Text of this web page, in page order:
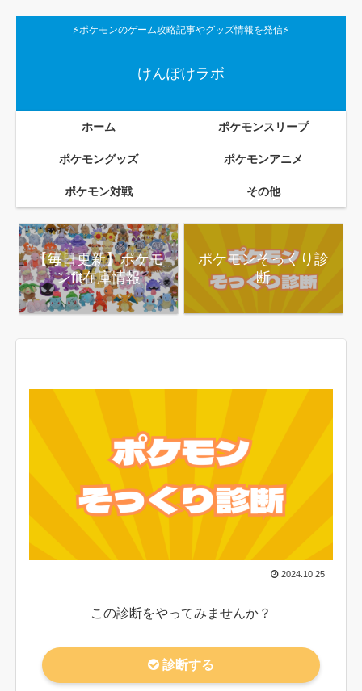
⚡ポケモンのゲーム攻略記事やグッズ情報を発信⚡
けんぽけラボ
ホーム ポケモンスリープ
ポケモングッズ ポケモンアニメ
ポケモン対戦 その他
【毎日更新】ポケモ
ンfit在庫情報
ポケモンそっくり診
断
2024.10.25
この診断をやってみませんか？
診断する